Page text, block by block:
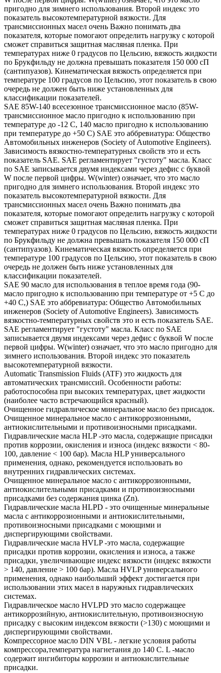
пригодно для зимнего использования. Второй индекс это
показатель высокотемпературной вязкости. Для
трансмиссионных масел очень Важно понимать два
показателя, которые помогают определить нагрузку с которой
сможет справиться защитная масляная пленка. При
температурах ниже 0 градусов по Цельсию, вязкость жидкости
по Брукфильду не должна превышать показателя 150 000 сП
(сантипуазов). Кинематическая вязкость определяется при
температуре 100 градусов по Цельсию, этот показатель в свою
очередь не должен быть ниже установленных для
классификации показателей.
SAE 85W-140 всесезонное трансмиссионное масло (85W-
трансмиссионное масло пригодно к использованию при
температуре до -12 С, 140 масло пригодно к использованию
при температуре до +50 С) SAE это аббревиатура: Общество
Автомобильных инженеров (Society of Automotive Engineers).
Зависимость вязкостно-температурных свойств это и есть
показатель SAE. SAE регламентирует "густоту" масла. Класс
по SAE записывается двумя индексами через дефис с буквой
W после первой цифры. W(winter) означает, что это масло
пригодно для зимнего использования. Второй индекс это
показатель высокотемпературной вязкости. Для
трансмиссионных масел очень Важно понимать два
показателя, которые помогают определить нагрузку с которой
сможет справиться защитная масляная пленка. При
температурах ниже 0 градусов по Цельсию, вязкость жидкости
по Брукфильду не должна превышать показателя 150 000 сП
(сантипуазов). Кинематическая вязкость определяется при
температуре 100 градусов по Цельсию, этот показатель в свою
очередь не должен быть ниже установленных для
классификации показателей.
SAE 90 масло для использования в теплое время года (90-
масло пригодно к использованию при температуре от +5 С до
+40 С,) SAE это аббревиатура: Общество Автомобильных
инженеров (Society of Automotive Engineers). Зависимость
вязкостно-температурных свойств это и есть показатель SAE.
SAE регламентирует "густоту" масла. Класс по SAE
записывается двумя индексами через дефис с буквой W после
первой цифры. W(winter) означает, что это масло пригодно для
зимнего использования. Второй индекс это показатель
высокотемпературной вязкости.
Automatic Transmission Fluids (ATF) это жидкость для
автоматических трансмиссий. Особенности работы:
работоспособна при высоких температурах, цвет жидкости
(наиболее часто встречающийся красный).
Очищенное гидравлическое минеральное масло без присадок.
Очищенное минеральное масло с антикоррозионными,
антиокислительными и противоизносными присадками.
Гидравлические масла HLP -это масла, содержащие присадки
против коррозии, окисления и износа (индекс вязкости < 80-
100, давление < 100 бар). Масла HLP универсального
применения, однако, рекомендуется использовать во
внутренних гидравлических системах.
Очищенное минеральное масло с антикоррозионными,
антиокислительными присадками и противоизносными
присадками без содержания цинка (Zn).
Гидравлические масла HLPD - это очищенные минеральные
масла с антикоррозионными и антиокислительными,
противоизносными присадками с моющими и
диспергирующими свойствами.
Гидравлические масла HVLP -это масла, содержащие
присадки против коррозии, окисления и износа, а также
присадки, увеличивающие индекс вязкости (индекс вязкости
> 140, давление > 100 бар). Масла HVLP универсального
применения, однако наибольший эффект достигается при
использовании этих масел в наружных гидравлических
системах.
Гидравлическое масло HVLPD это масло содержащее
антикоррозийную, антиокислительную, противоизносную
присадку с высоким индексом вязкости (>130) с моющими и
диспергирующими свойствами.
Компрессорное масло DIN VBL - легкие условия работы
компрессора,температура нагнетания до 140 С. L -масло
содержит ингибиторы коррозии и антиокислительные
присадки.